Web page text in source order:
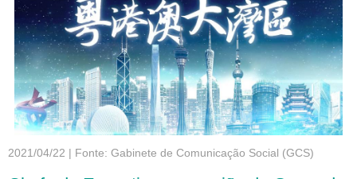
2021/04/22 | Fonte: Gabinete de Comunicação Social (GCS)